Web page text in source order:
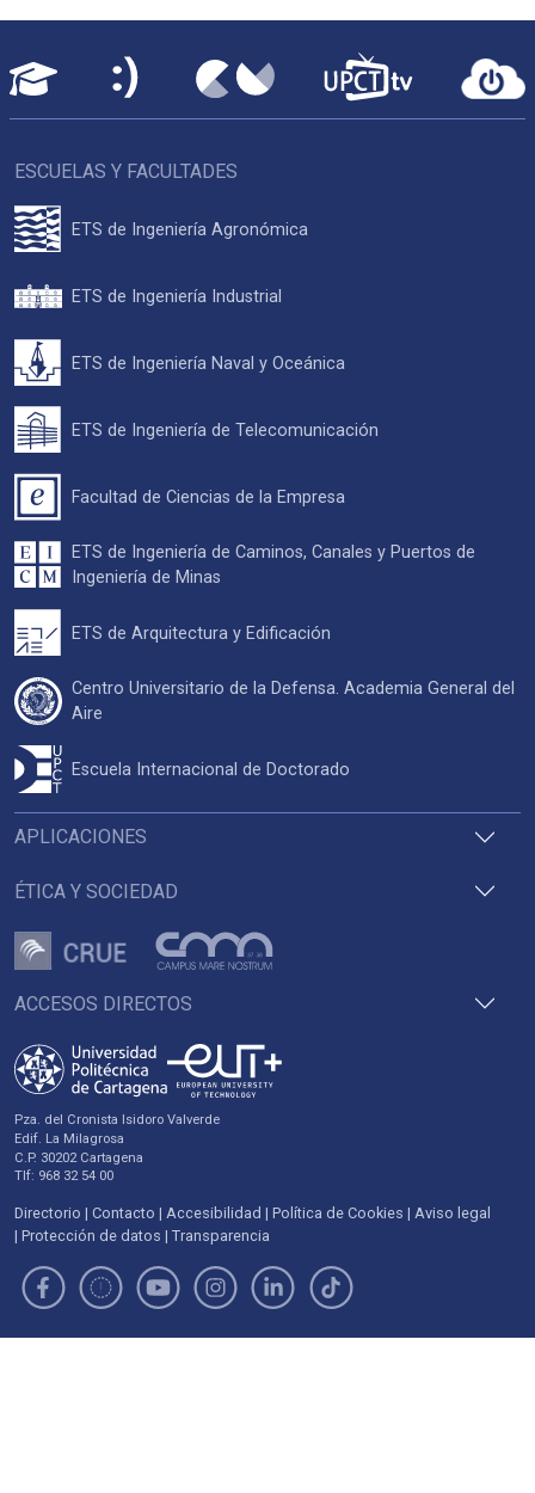
ACCESOS DIRECTOS
Pza. del Cronista Isidoro Valverde
Edif. La Milagrosa
C.P. 30202 Cartagena
Tlf: 968 32 54 00
Directorio Contacto Accesibilidad Política de Cookies
Aviso legal
Protección de datos
Transparencia
APLICACIONES
ÉTICA Y SOCIEDAD
ESCUELAS Y FACULTADES
ETS de Ingeniería Agronómica
ETS de Ingeniería Industrial
ETS de Ingeniería Naval y Oceánica
ETS de Ingeniería de Telecomunicación
Facultad de Ciencias de la Empresa
ETS de Ingeniería de Caminos, Canales y Puertos de
Ingeniería de Minas
ETS de Arquitectura y Edificación
Centro Universitario de la Defensa. Academia General del
Aire
Escuela Internacional de Doctorado